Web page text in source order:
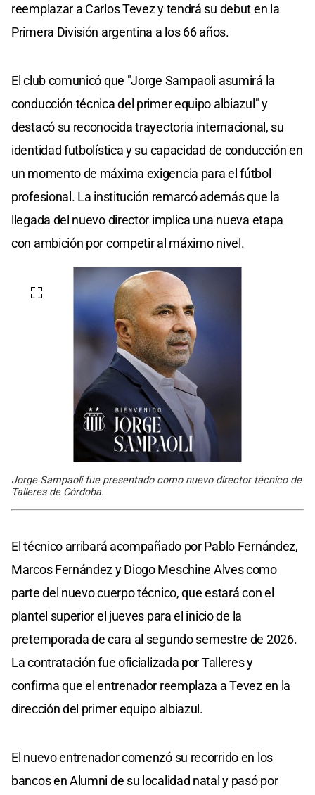
reemplazar a Carlos Tevez y tendrá su debut en la
Primera División argentina a los 66 años.
El club comunicó que "Jorge Sampaoli asumirá la
conducción técnica del primer equipo albiazul" y
destacó su reconocida trayectoria internacional, su
identidad futbolística y su capacidad de conducción en
un momento de máxima exigencia para el fútbol
profesional. La institución remarcó además que la
llegada del nuevo director implica una nueva etapa
con ambición por competir al máximo nivel.
Jorge Sampaoli fue presentado como nuevo director técnico de
Talleres de Córdoba.
El técnico arribará acompañado por Pablo Fernández,
Marcos Fernández y Diogo Meschine Alves como
parte del nuevo cuerpo técnico, que estará con el
plantel superior el jueves para el inicio de la
pretemporada de cara al segundo semestre de 2026.
La contratación fue oficializada por Talleres y
confirma que el entrenador reemplaza a Tevez en la
dirección del primer equipo albiazul.
El nuevo entrenador comenzó su recorrido en los
bancos en Alumni de su localidad natal y pasó por